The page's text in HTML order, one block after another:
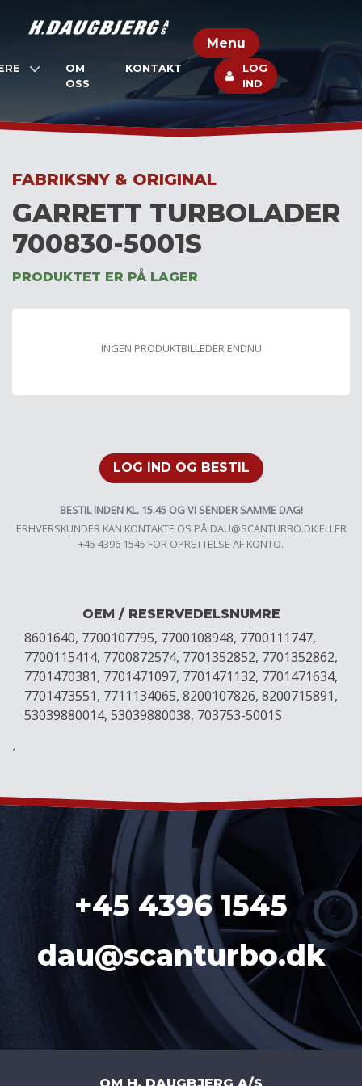
Menu
OM
OSS
KONTAKT
LOG
IND
FABRIKSNY & ORIGINAL
GARRETT TURBOLADER
700830-5001S
PRODUKTET ER PÅ LAGER
INGEN PRODUKTBILLEDER ENDNU
LOG IND OG BESTIL
BESTIL INDEN KL. 15.45 OG VI SENDER SAMME DAG!
ERHVERSKUNDER KAN KONTAKTE OS PÅ DAU@SCANTURBO.DKELLER
+45 4396 1545 FOR OPRETTELSE AF KONTO.
OEM / RESERVEDELSNUMRE
8601640, 7700107795, 7700108948, 7700111747,
7700115414, 7700872574, 7701352852, 7701352862,
7701470381, 7701471097, 7701471132, 7701471634,
7701473551, 7711134065, 8200107826, 8200715891,
53039880014, 53039880038, 703753-5001S
´
+45 4396 1545
dau@scanturbo.dk